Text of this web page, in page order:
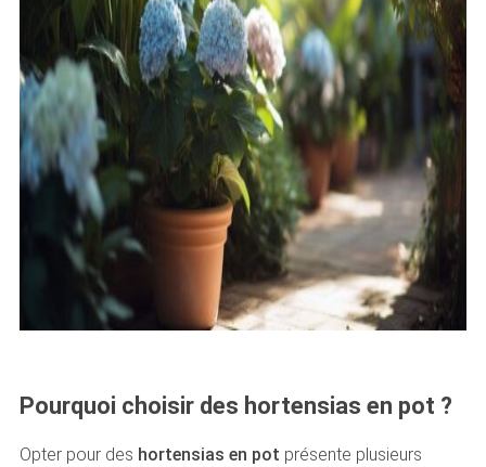
Pourquoi choisir des hortensias en pot ?
Opter pour des hortensias en pot présente plusieurs